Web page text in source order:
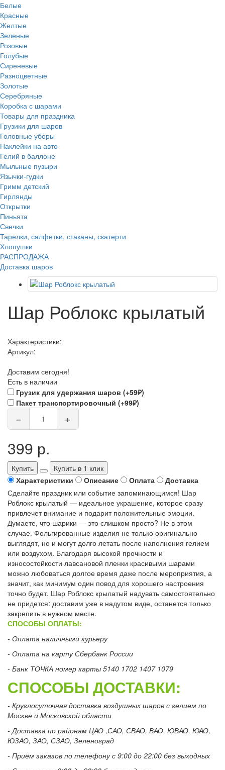
Белые
Красные
Желтые
Зеленые
Розовые
Голубые
Сиреневые
Разноцветные
Золотые
Серебряные
Коробка с шарами
Товары для праздника
Грузики для шаров
Головные уборы
Наклейки на авто
Гелий в баллоне
Мыльные пузыри
Язычки-гудки
Гримм детский
Гирлянды
Открытки
Пиньята
Свечки
Тарелки, салфетки, стаканы, скатерти
Хлопушки
РАСПРОДАЖА
Доставка шаров
Шар Роблокс крылатый
Характеристики:
Артикул:
Доставим сегодня!
Есть в наличии
Грузик для удержания шаров (+59₽)
Пакет транспортировочный (+99₽)
− +
399 р.
Купить
Купить в 1 клик
Характеристики
Описание Оплата
Доставка
Сделайте праздник или событие запоминающимся! Шар
Роблокс крылатый — идеальное украшение, которое сразу
привлечет внимание и подарит положительные эмоции.
Думаете, что шарики — это слишком просто? Не в этом
случае. Фольгированные изделия не только оригинально
выглядят, но и могут долго летать после наполнения гелием
или воздухом. Благодаря высокой прочности и
износостойкости лавсановой пленки красивыми шарами
можно любоваться долгое время даже после мероприятия, а
значит, как минимум один повод для хорошего настроения
точно будет. Шар Роблокс крылатый надувать самостоятельно
не придется: доставим уже в надутом виде, останется только
закрепить в нужном месте.
СПОСОБЫ ОПЛАТЫ:
- Оплата наличными курьеру
- Оплата на карту Сбербанк России
- Банк ТОЧКА номер карты 5140 1702 1407 1079
СПОСОБЫ ДОСТАВКИ:
- Круглосуточная доставка воздушных шаров с гелием по
Москве и Московской области
- Доставка по районам ЦАО ,САО, СВАО, ВАО, ЮВАО, ЮАО,
ЮЗАО, ЗАО, СЗАО, Зеленоград
- Приём заказов по телефону с 9:00 до 22:00 без выходных